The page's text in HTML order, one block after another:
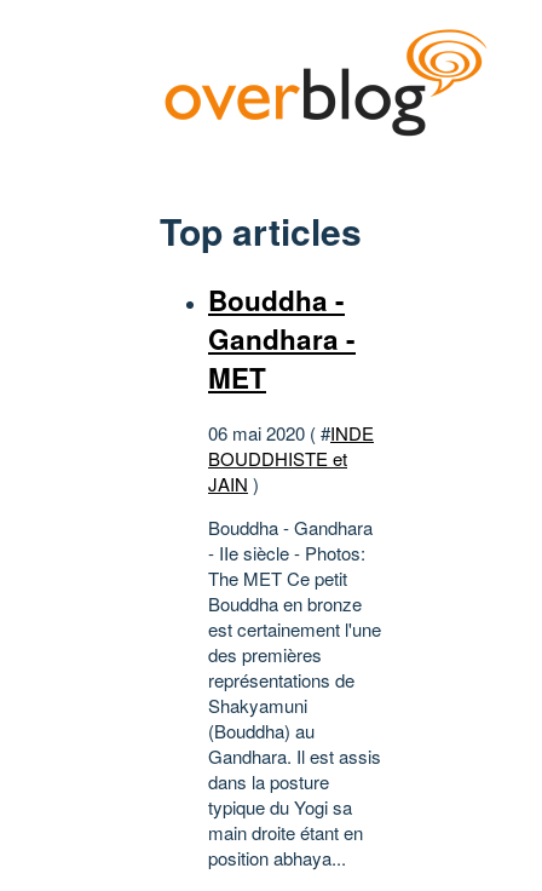
Top articles
Bouddha -
Gandhara -
MET
06 mai 2020 ( #INDE
BOUDDHISTE et
JAIN )
Bouddha - Gandhara
- IIe siècle - Photos:
The MET Ce petit
Bouddha en bronze
est certainement l'une
des premières
représentations de
Shakyamuni
(Bouddha) au
Gandhara. Il est assis
dans la posture
typique du Yogi sa
main droite étant en
position abhaya...